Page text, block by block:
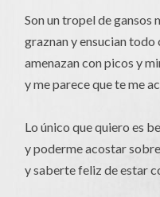
Son un tropel de gansos
graznan y ensucian todo
amenazan con picos y
y me parece que te me
Lo único que quiero es
y poderme acostar
y saberte feliz de estar